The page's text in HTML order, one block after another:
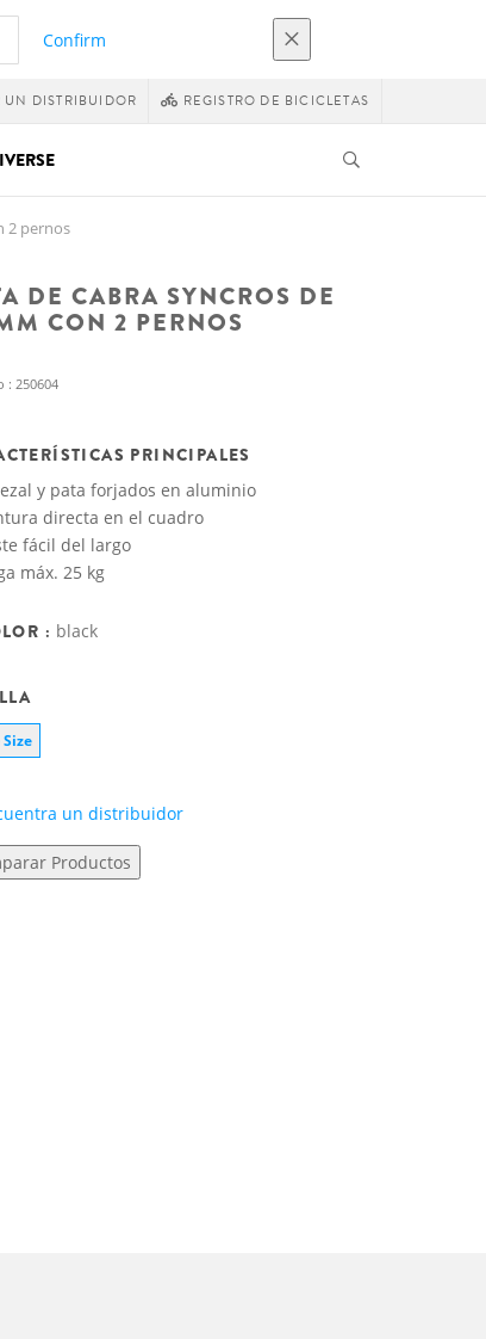
Confirm
UN DISTRIBUIDOR REGISTRO DE BICICLETAS
2 pernos
DE CABRA SYNCROS DE
CON 2 PERNOS
: 250604
PRINCIPALES
y pata forjados en aluminio
directa en el cuadro
fácil del largo
máx. 25 kg
: black
un distribuidor
Productos